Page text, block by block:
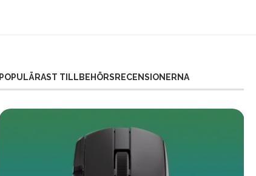
POPULÄRAST TILLBEHÖRSRECENSIONERNA